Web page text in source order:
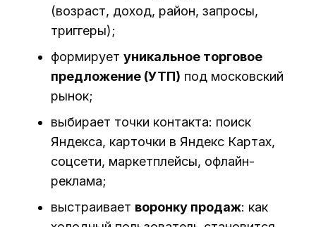
(возраст, доход, район, запросы,
триггеры);
формирует уникальное торговое
предложение (УТП) под московский
рынок;
выбирает точки контакта: поиск
Яндекса, карточки в Яндекс Картах,
соцсети, маркетплейсы, офлайн-
реклама;
выстраивает воронку продаж: как